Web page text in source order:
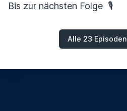
Bis zur nächsten Folge 🎙️
Alle 23